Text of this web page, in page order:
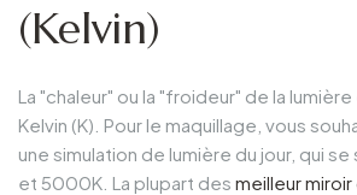
(Kelvin)
La "chaleur" ou la "froideur" de la
Kelvin (K). Pour le maquillage, vous
une simulation de lumière du jour, qui
et 5000K. La plupart des meilleur